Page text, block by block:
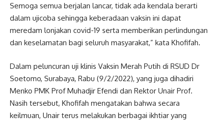
Semoga semua berjalan lancar, tidak ada kendala berarti
dalam ujicoba sehingga keberadaan vaksin ini dapat
meredam lonjakan covid-19 serta memberikan perlindungan
dan keselamatan bagi seluruh masyarakat,” kata Khofifah.
Dalam peluncuran uji klinis Vaksin Merah Putih di RSUD Dr
Soetomo, Surabaya, Rabu (9/2/2022), yang juga dihadiri
Menko PMK Prof Muhadjir Efendi dan Rektor Unair Prof.
Nasih tersebut, Khofifah mengatakan bahwa secara
keilmuan, Unair terus melakukan berbagai ikhtiar yang